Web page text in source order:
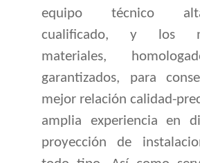
equipo técnico
cualificado, y los
materiales,
garantizados, para
mejor relación calidad-
amplia experiencia en
proyección de